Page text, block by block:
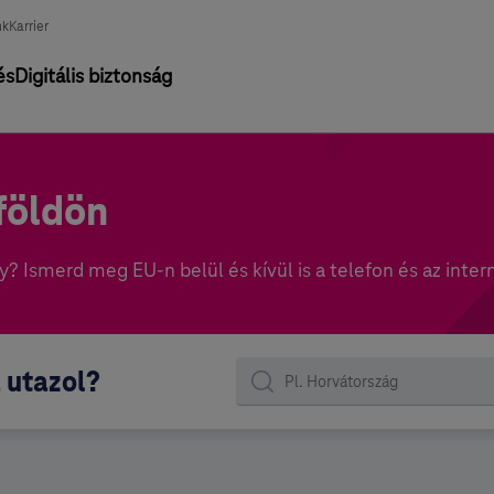
Karrier
Digitális biztonság
Ismerd meg EU-n belül és kívül is a telefon és az